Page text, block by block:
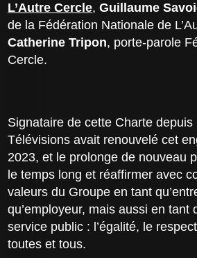
L’Autre Cercle,Guillaume
de la Fédération Nationale de
Catherine Tripon, porte-parole
Cercle.
Signataire de cette Charte
Télévisions avait renouvelé cet
2023, et le prolonge de nouveau
le temps long et réaffirmer avec
valeurs du Groupe en tant
qu’employeur, mais aussi en tant
service public : l’égalité, le
toutes et tous.